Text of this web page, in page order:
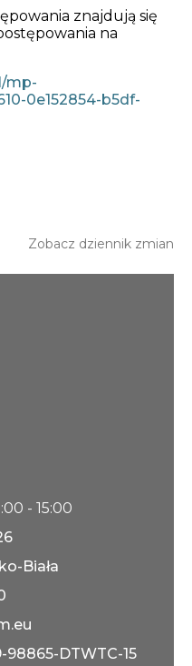
znajdują się
na
mp-
0e152854-b5df-
Zobacz dziennik zmian
- 15:00
Biała
98865-DTWTC-15